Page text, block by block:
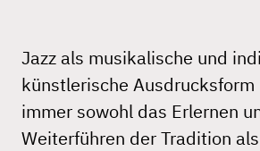
Jazz als musikalische und
künstlerische
immer sowohl das Erlernen
Weiterführen der Tradition